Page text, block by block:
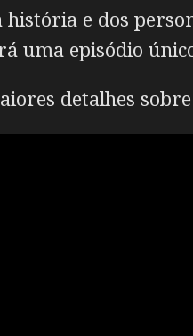
e dos
uma episódio
detalhes